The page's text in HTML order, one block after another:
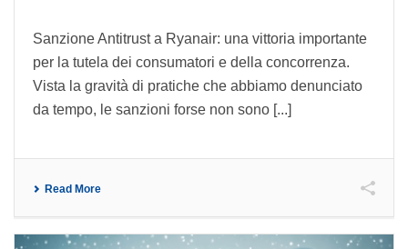
Sanzione Antitrust a Ryanair: una vittoria importante
per la tutela dei consumatori e della concorrenza.
Vista la gravità di pratiche che abbiamo denunciato
da tempo, le sanzioni forse non sono [...]
Read More